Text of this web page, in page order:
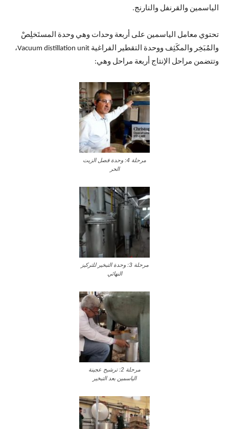
الياسمين والقرنفل والنارنج.
تحتوي معامل الياسمين على أربعة وحدات وهي وحدة المستَخلِصْ
والمُبَخِر والمكَثِف ووحدة التقطير الفراغية Vacuum distillation unit،
وتتضمن مراحل الإنتاج أربعة مراحل وهي:
مرحلة 4: وحدة فصل الزيت
الحر
مرحلة 3: وحدة التبخير للتركيز
النهائي
مرحلة 2: ترشيح عجينة
الياسمين بعد التبخير